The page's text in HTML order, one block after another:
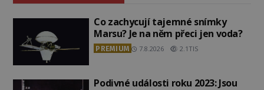
Co zachycují tajemné snímky
Marsu? Je na něm přeci jen voda?
PREMIUM 7.8.2026 2.1TIS
Podivné události roku 2023: Jsou